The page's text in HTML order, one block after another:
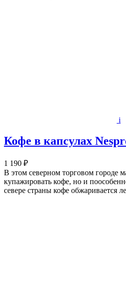
i
Кофе в капсулах
1 190 ₽
В этом северном торговом городе
купажировать кофе, но и
севере страны кофе обжаривается